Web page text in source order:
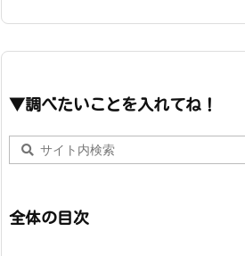
▼調べたいことを入れてね！
全体の目次